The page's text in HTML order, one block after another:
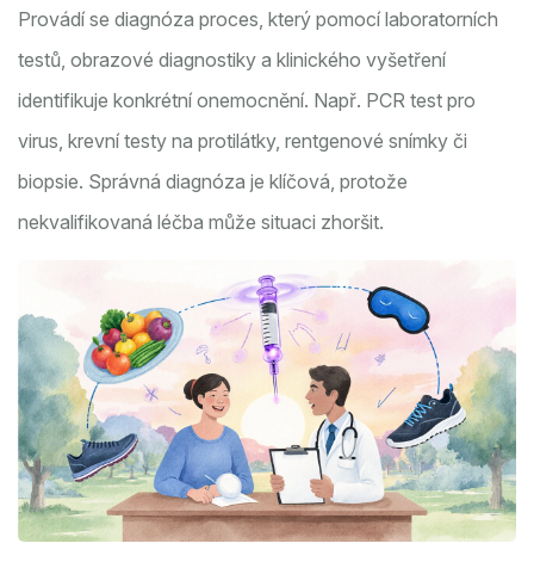
Provádí se diagnóza proces, který pomocí laboratorních
testů, obrazové diagnostiky a klinického vyšetření
identifikuje konkrétní onemocnění. Např. PCR test pro
virus, krevní testy na protilátky, rentgenové snímky či
biopsie. Správná diagnóza je klíčová, protože
nekvalifikovaná léčba může situaci zhoršit.